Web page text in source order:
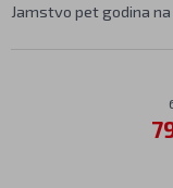
Jamstvo pet godina